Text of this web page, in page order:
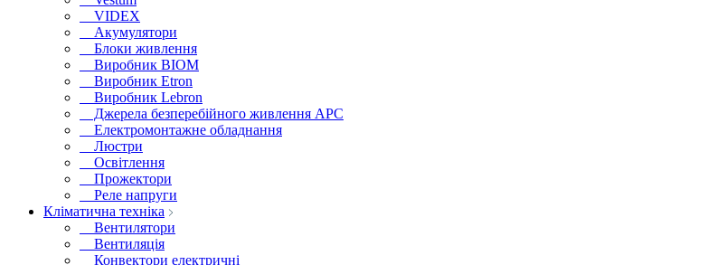
VIDEX
Акумулятори
Блоки живлення
Виробник BIOM
Виробник Etron
Виробник Lebron
Джерела безперебійного живлення APC
Електромонтажне обладнання
Люстри
Освітлення
Прожектори
Реле напруги
Кліматична техніка
Вентилятори
Вентиляція
Конвектори електричні